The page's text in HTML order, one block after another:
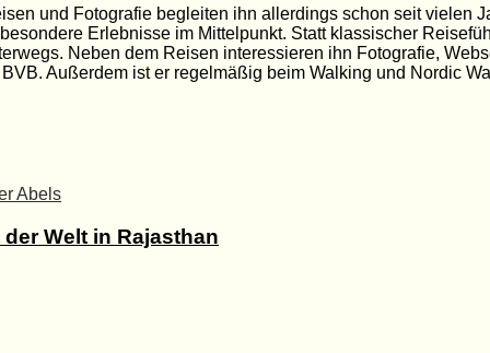
und Fotografie begleiten ihn allerdings schon seit vielen
Erlebnisse im Mittelpunkt. Statt klassischer
Neben dem Reisen interessieren ihn Fotografie,
Außerdem ist er regelmäßig beim Walking und Nordic
Welt in Rajasthan